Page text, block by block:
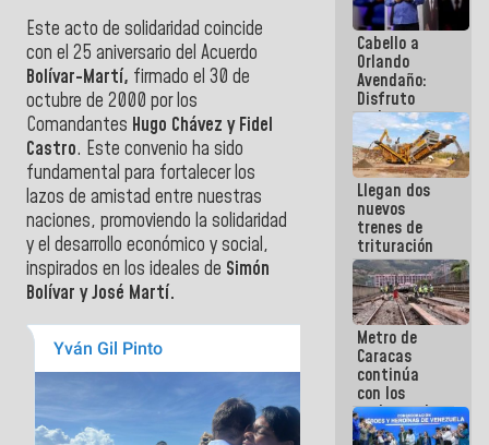
Este acto de solidaridad coincide
con el 25 aniversario del Acuerdo
Bolívar-Martí, firmado el 30 de
octubre de 2000 por los
Comandantes Hugo Chávez y Fidel
Castro. Este convenio ha sido
fundamental para fortalecer los
lazos de amistad entre nuestras
naciones, promoviendo la solidaridad
y el desarrollo económico y social,
inspirados en los ideales de Simón
Bolívar y José Martí.
Cabello a
Orlando
Avendaño:
Disfruto
cada vez
que escribes
porque lo
que haces
es
embarrarla
Llegan dos
nuevos
trenes de
trituración
para
optimizar
manejo de
escombros
en La Guaira
Metro de
Caracas
continúa
con los
trabajos de
mantenimiento